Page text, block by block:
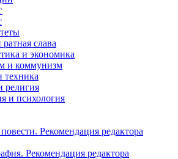
слава
и экономика
и коммунизм
техника
религия
и психология
Рекомендация редактора
Рекомендация редактора